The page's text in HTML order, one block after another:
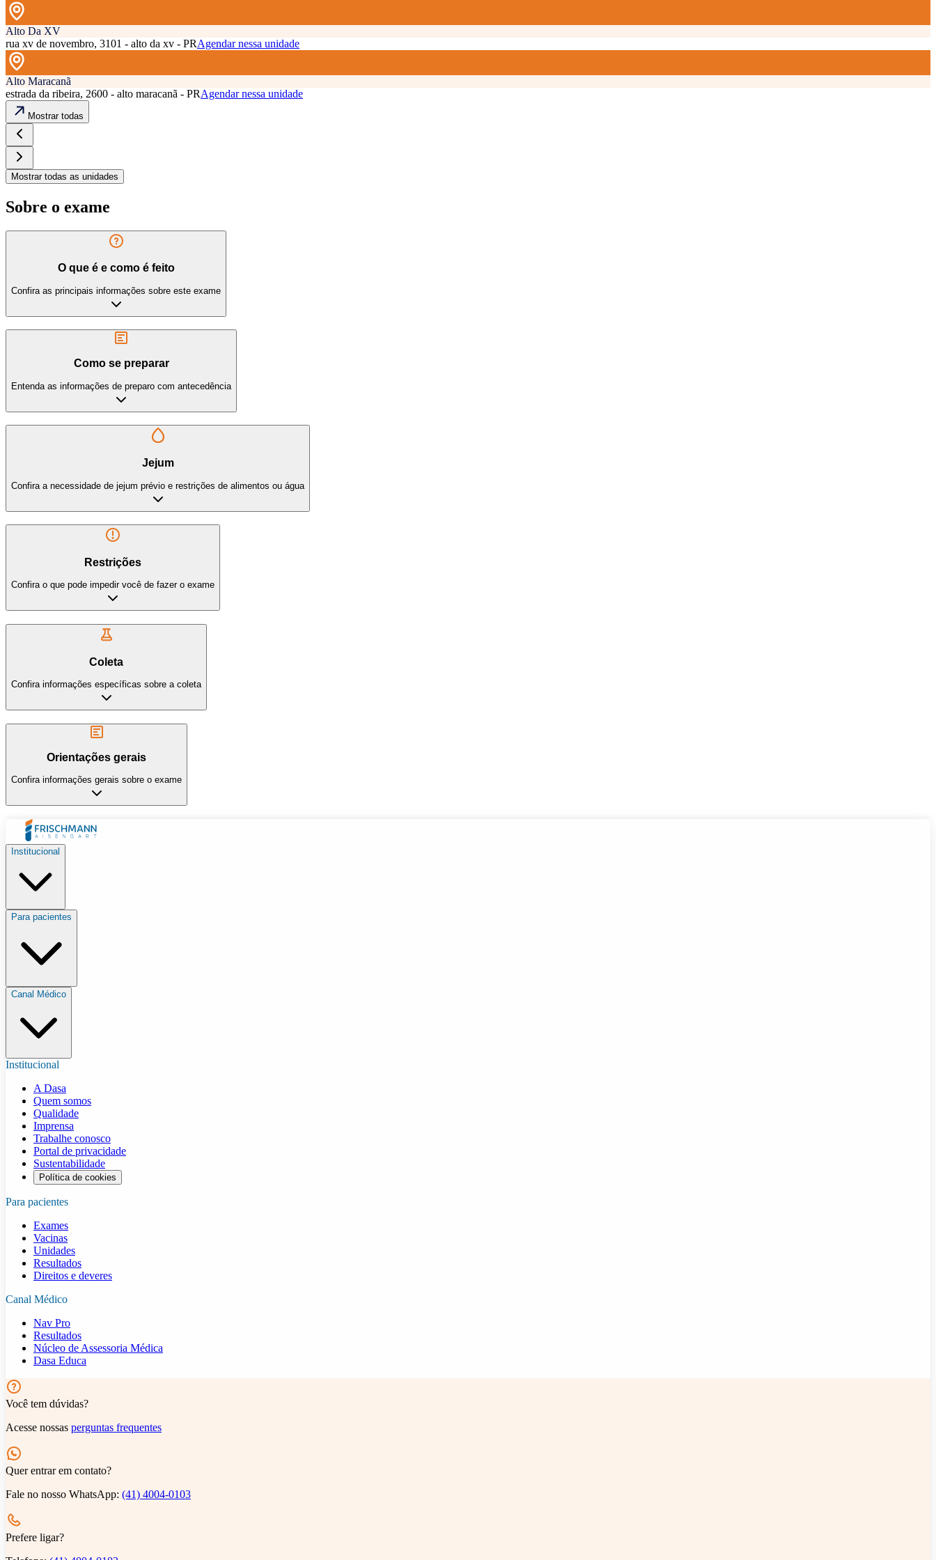
Alto Da XV
rua xv de novembro, 3101 - alto da xv - PRAgendar nessa unidade
Alto Maracanã
estrada da ribeira, 2600 - alto maracanã - PRAgendar nessa unidade
Mostrar todas
Mostrar todas as unidades
Sobre o exame
O que é e como é feito
Confira as principais informações sobre este exame
Como se preparar
Entenda as informações de preparo com antecedência
Jejum
Confira a necessidade de jejum prévio e restrições de alimentos ou água
Restrições
Confira o que pode impedir você de fazer o exame
Coleta
Confira informações específicas sobre a coleta
Orientações gerais
Confira informações gerais sobre o exame
Institucional
Para pacientes
Canal Médico
Institucional
A Dasa
Quem somos
Qualidade
Imprensa
Trabalhe conosco
Portal de privacidade
Sustentabilidade
Política de cookies
Para pacientes
Exames
Vacinas
Unidades
Resultados
Direitos e deveres
Canal Médico
Nav Pro
Resultados
Núcleo de Assessoria Médica
Dasa Educa
Você tem dúvidas?
Acesse nossas perguntas frequentes
Quer entrar em contato?
Fale no nosso WhatsApp: (41) 4004-0103
Prefere ligar?